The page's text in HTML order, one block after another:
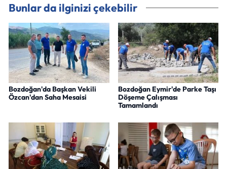
Bunlar da ilginizi çekebilir
Bozdoğan'da Başkan Vekili
Özcan'dan Saha Mesaisi
Bozdoğan Eymir'de Parke Taşı
Döşeme Çalışması
Tamamlandı